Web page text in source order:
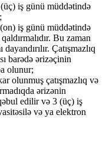
iş günü müddətində
iş günü müddətində
Bu zaman
Çatışmazlıq
barədə ərizəçinin
olunur;
olunmuş çatışmazlıq və
ərizənin
edilir və 3 (üç) iş
və ya elektron